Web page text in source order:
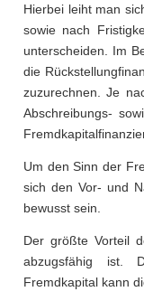
Hierbei leiht man
sowie nach
unterscheiden. Im
die
zuzurechnen. Je
Abschreibungs-
Um den Sinn der
sich den Vor- und
bewusst sein.
Der größte Vorteil
abzugsfähig ist.
Fremdkapital kann